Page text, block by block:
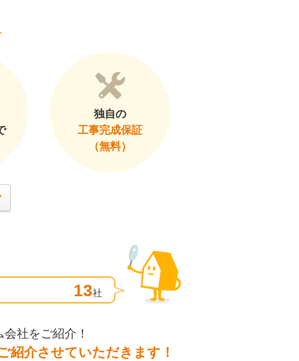
独自の
工事完成保証
（無料）
13社
社をご紹介！
紹介させていただきます！